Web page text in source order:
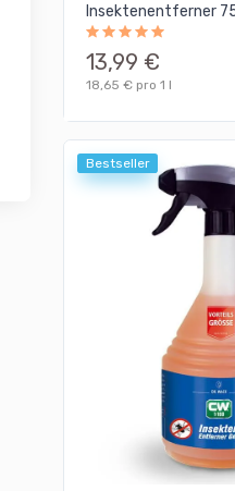
Insektenentferner
13,99 €
18,65 € pro 1 l
Bestseller